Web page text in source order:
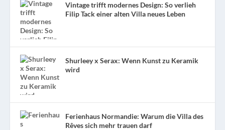
Vintage trifft modernes Design: So verlieh
Filip Tack einer alten Villa neues Leben
Shurleey x Serax: Wenn Kunst zu Keramik
wird
Ferienhaus Normandie: Warum die Villa des
Rêves sich mehr trauen darf